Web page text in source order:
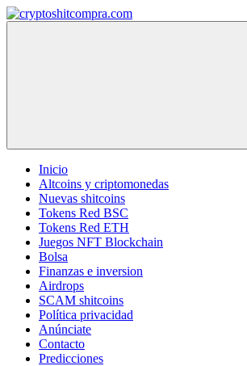
Saltar
al
Inicio
Altcoins y criptomonedas
Nuevas shitcoins
Tokens Red BSC
Tokens Red ETH
Juegos NFT Blockchain
Bolsa
Finanzas e inversion
Airdrops
SCAM shitcoins
Política privacidad
Anúnciate
Contacto
Predicciones